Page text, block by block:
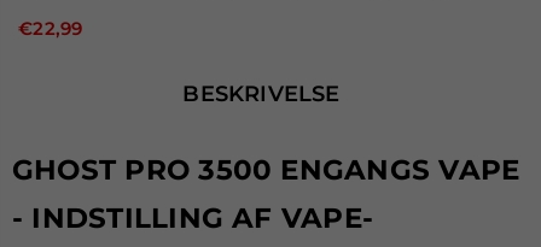
€22,99
BESKRIVELSE
GHOST PRO 3500 ENGANGS VAPE
- INDSTILLING AF VAPE-